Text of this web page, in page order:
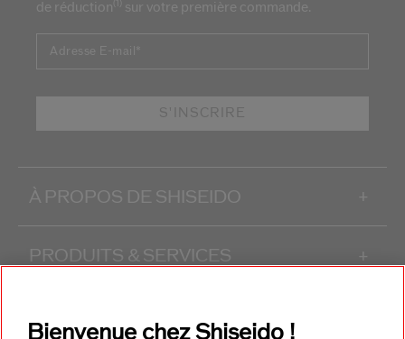
de réduction
sur votre première commande.
*
Adresse E-mail
S'INSCRIRE
À PROPOS DE SHISEIDO +
PRODUITS & SERVICES +
Bienvenue chez Shiseido !